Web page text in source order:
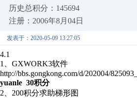
历史总积分：145694
注册：2006年8月04日
发表于：2020-05-09 13:27:05
4.1
1、GXWORK3软件
http://bbs.gongkong.com/d/202004/
yuanle 30积分
2、200积分求助梯形图